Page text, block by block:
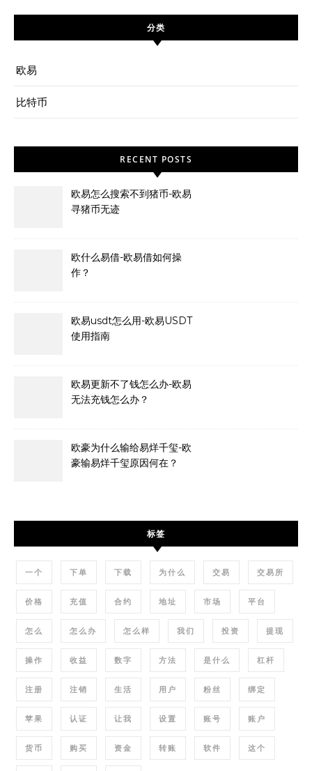
分类
欧易
比特币
RECENT POSTS
欧易怎么搜索不到猪币-欧易
寻猪币无迹
欧什么易借-欧易借如何操
作？
欧易usdt怎么用-欧易USDT
使用指南
欧易更新不了钱怎么办-欧易
无法充钱怎么办？
欧豪为什么输给易烊千玺-欧
豪输易烊千玺原因何在？
标签
一个 下单 下载 为什么 交易 交易所
价格 充值 合约 地址 市场 平台
怎么 怎么办 怎么样 我们 投资 提现
操作 收益 数字 方法 是什么 杠杆
注册 注销 生活 用户 粉丝 绑定
苹果 认证 让我 设置 账号 账户
货币 购买 资金 转账 软件 这个